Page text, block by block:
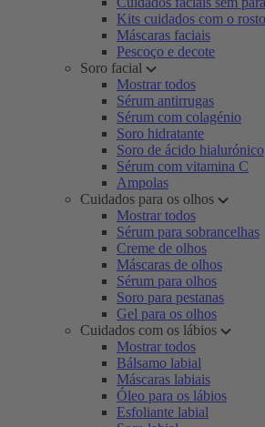
Kits cuidados com o rosto
Máscaras faciais
Pescoço e decote
Soro facial
Mostrar todos
Sérum antirrugas
Sérum com colagénio
Soro hidratante
Soro de ácido hialurónico
Sérum com vitamina C
Ampolas
Cuidados para os olhos
Mostrar todos
Sérum para sobrancelhas
Creme de olhos
Máscaras de olhos
Sérum para olhos
Soro para pestanas
Gel para os olhos
Cuidados com os lábios
Mostrar todos
Bálsamo labial
Máscaras labiais
Óleo para os lábios
Esfoliante labial